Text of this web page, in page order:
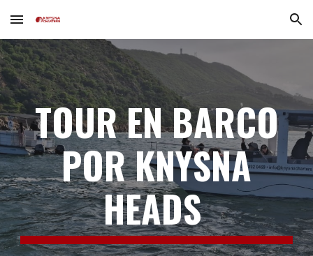
Skip to main content Skip to navigation
TOUR EN BARCO
POR KNYSNA
HEADS